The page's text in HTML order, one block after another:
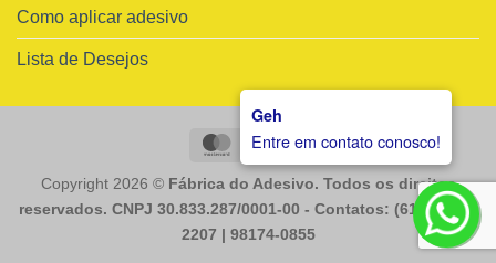
Geh
Entre em contato conosco!
Como aplicar adesivo
Lista de Desejos
MasterCardVisa
Copyright 2026 © Fábrica do Adesivo. Todos os direitos
reservados. CNPJ 30.833.287/0001-00 - Contatos: (61) 98225-
2207 | 98174-0855